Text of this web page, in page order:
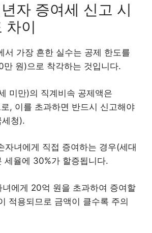
자 증여세 신고 시
차이
서 가장 흔한 실수는 공제 한도를
원)으로 착각하는 것입니다.
미만)의 직계비속 공제액은
, 이를 초과하면 반드시 신고해야
청).
자녀에게 직접 증여하는 경우(세대
세율에 30%가 할증됩니다.
녀에게 20억 원을 초과하여 증여할
적용되므로 금액이 클수록 주의